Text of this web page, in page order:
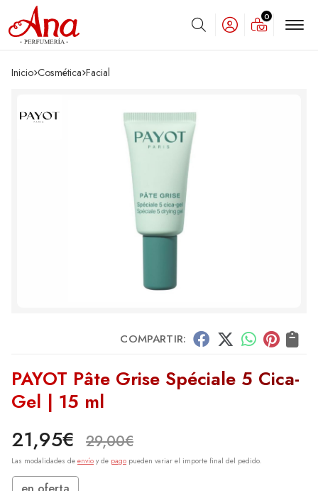
Buscar
0
Inicio cosmética facial
COMPARTIR:
PAYOT Pâte Grise Spéciale 5 Cica-
Gel | 15 ml
21,95€ 29,00€
Las modalidades de envío y de pago pueden variar el importe final del pedido.